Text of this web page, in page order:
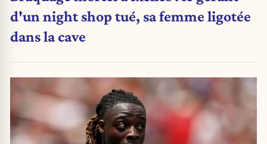
d'un night shop tué, sa femme ligotée
dans la cave